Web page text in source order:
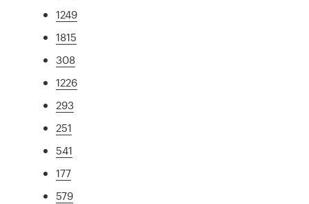
1249
1815
308
1226
293
251
541
177
579